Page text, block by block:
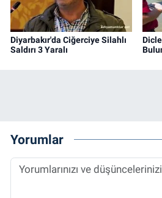
Diyarbakır'da Ciğerciye Silahlı
Saldırı 3 Yaralı
Yorumlar